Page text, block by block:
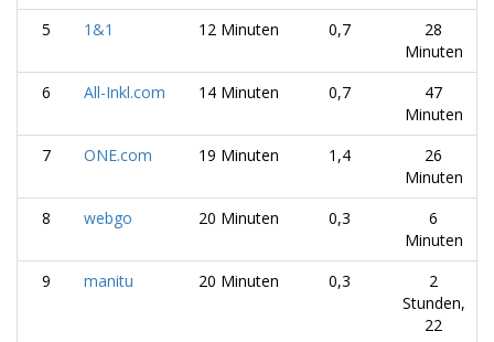
5
1&1 12 Minuten 0,7
28
Minuten
6
All-Inkl.com 14 Minuten 0,7
47
Minuten
7
ONE.com 19 Minuten 1,4
26
Minuten
8
webgo 20 Minuten 0,3
6
Minuten
9
manitu 20 Minuten 0,3
2
Stunden,
22